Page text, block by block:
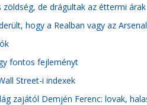
de drágultak az éttermi árak
hogy a Realban vagy az
fontos fejleményt
Street-i indexek
zajától Demjén Ferenc: lovak,